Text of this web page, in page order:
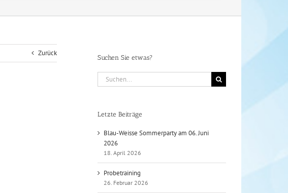
Zurück
Suchen Sie etwas?
Suche
nach:
Letzte Beiträge
Blau-Weisse Sommerparty am 06. Juni
2026
18. April 2026
Probetraining
26. Februar 2026